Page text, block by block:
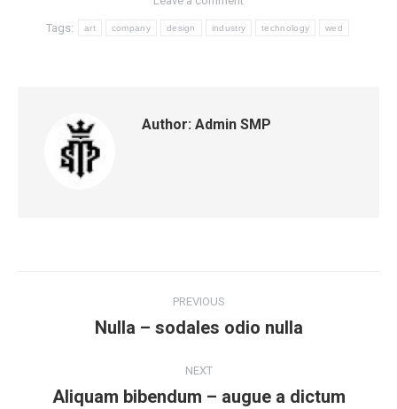
Tags: art company design industry technology wed
Author: Admin SMP
navigation
PREVIOUS
Previous
Nulla – sodales odio nulla
NEXT
Aliquam bibendum – augue a dictum